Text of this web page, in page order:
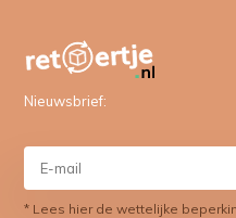
Nieuwsbrief:
* Lees hier de wettelijke